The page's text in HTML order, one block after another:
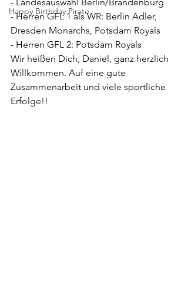
Happy Birthday Pirate
- Herren GFL 1 als WR: Berlin Adler,
Dresden Monarchs, Potsdam Royals
- Herren GFL 2: Potsdam Royals
Wir heißen Dich, Daniel, ganz herzlich
Willkommen. Auf eine gute
Zusammenarbeit und viele sportliche
Erfolge!!